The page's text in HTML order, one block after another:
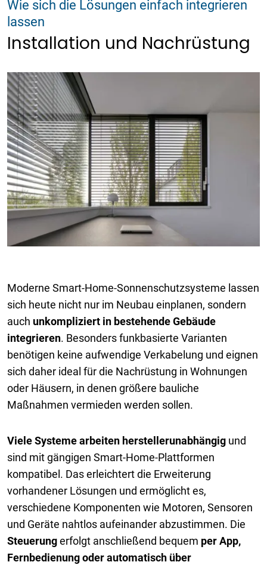
Wie sich die Lösungen einfach integrieren
lassen
Installation und Nachrüstung
Moderne Smart-Home-Sonnenschutzsysteme lassen
sich heute nicht nur im Neubau einplanen, sondern
auch unkompliziert in bestehende Gebäude
integrieren. Besonders funkbasierte Varianten
benötigen keine aufwendige Verkabelung und eignen
sich daher ideal für die Nachrüstung in Wohnungen
oder Häusern, in denen größere bauliche
Maßnahmen vermieden werden sollen.
Viele Systeme arbeiten herstellerunabhängig und
sind mit gängigen Smart-Home-Plattformen
kompatibel. Das erleichtert die Erweiterung
vorhandener Lösungen und ermöglicht es,
verschiedene Komponenten wie Motoren, Sensoren
und Geräte nahtlos aufeinander abzustimmen. Die
Steuerungerfolgt anschließend bequem per App,
Fernbedienung oder automatisch über